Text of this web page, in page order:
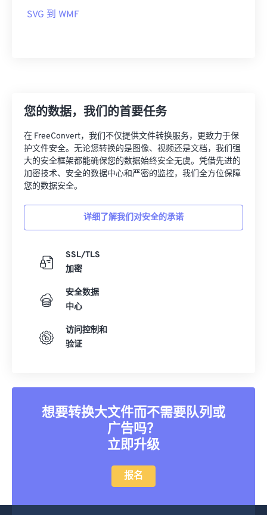
SVG 到 WMF
您的数据，我们的首要任务
在 FreeConvert，我们不仅提供文件转换服务，更致力于保
护文件安全。无论您转换的是图像、视频还是文档，我们强
大的安全框架都能确保您的数据始终安全无虞。凭借先进的
加密技术、安全的数据中心和严密的监控，我们全方位保障
您的数据安全。
详细了解我们对安全的承诺
SSL/TLS
加密
安全数据
中心
访问控制和
验证
想要转换大文件而不需要队列或
广告吗？
立即升级
报名